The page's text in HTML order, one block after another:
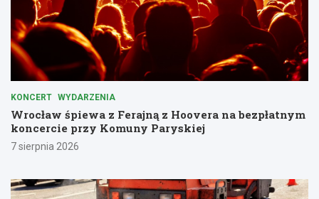
KONCERT WYDARZENIA
Wrocław śpiewa z Ferajną z Hoovera na bezpłatnym
koncercie przy Komuny Paryskiej
7 sierpnia 2026